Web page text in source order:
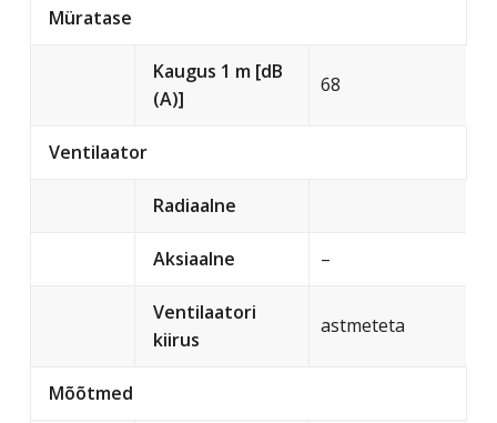
Müratase
Kaugus 1 m [dB
(A)]
68
Ventilaator
Radiaalne
Aksiaalne –
Ventilaatori
kiirus
astmeteta
Mõõtmed